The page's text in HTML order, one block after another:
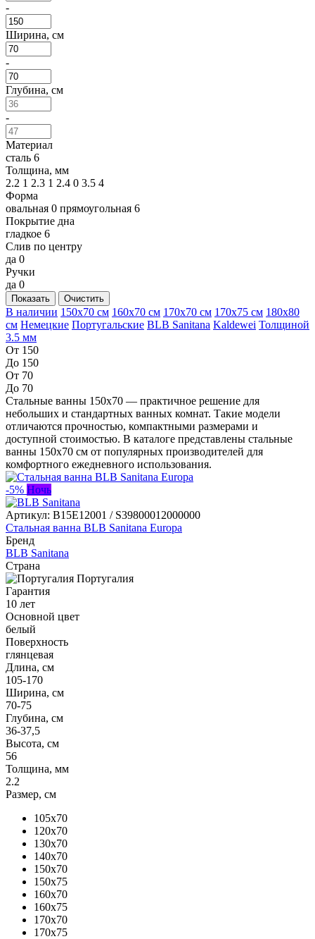
-
Ширина, см
-
Глубина, см
-
Материал
сталь 6
Толщина, мм
2.2 1 2.3 1 2.4 0 3.5 4
Форма
овальная 0 прямоугольная 6
Покрытие дна
гладкое 6
Слив по центру
да 0
Ручки
да 0
Показать Очистить
В наличии 150x70 см 160x70 см 170x70 см 170x75 см 180x80
см Немецкие Португальские BLB Sanitana Kaldewei Толщиной
3.5 мм
От 150
До 150
От 70
До 70
Стальные ванны 150x70 — практичное решение для
небольших и стандартных ванных комнат. Такие модели
отличаются прочностью, компактными размерами и
доступной стоимостью. В каталоге представлены стальные
ванны 150x70 см от популярных производителей для
комфортного ежедневного использования.
-5% Ночь
Артикул: B15E12001 / S39800012000000
Стальная ванна BLB Sanitana Europa
Бренд
BLB Sanitana
Страна
Португалия
Гарантия
10 лет
Основной цвет
белый
Поверхность
глянцевая
Длина, см
105-170
Ширина, см
70-75
Глубина, см
36-37,5
Высота, см
56
Толщина, мм
2.2
Размер, см
105x70
120x70
130x70
140x70
150x70
150x75
160x70
160x75
170x70
170x75